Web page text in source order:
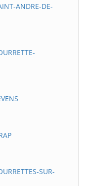
ANDRE-DE-
SUR-